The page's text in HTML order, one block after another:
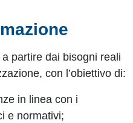
partire dai bisogni reali
con l’obiettivo di:
in linea con i
e normativi;